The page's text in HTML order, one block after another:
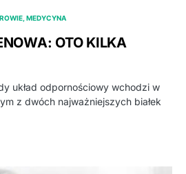
MEDYCYNA
OTO KILKA
układ odpornościowy wchodzi w
z dwóch najważniejszych białek